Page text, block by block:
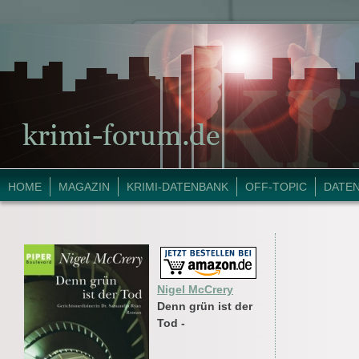
HOME MAGAZIN KRIMI-DATENBANK OFF-TOPIC
Nigel McCrery
Denn grün ist der
Tod -